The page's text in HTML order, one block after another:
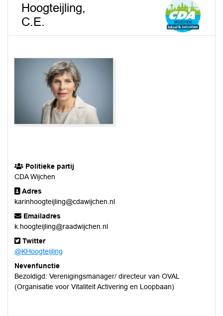
Hoogteijling,
C.E.
Politieke partij
CDA Wijchen
Adres
karinhoogteijling@cdawijchen.nl
Emailadres
k.hoogteijling@raadwijchen.nl
Twitter
@KHoogteijling
Nevenfunctie
Bezoldigd: Verenigingsmanager/ directeur van OVAL
(Organisatie voor Vitaliteit Activering en Loopbaan)